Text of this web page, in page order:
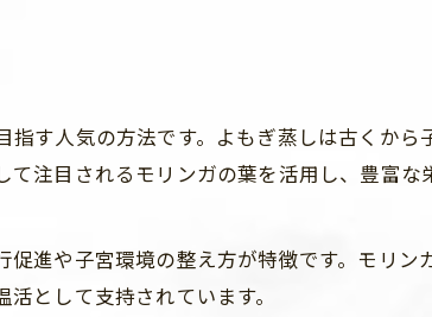
す人気の方法です。よもぎ蒸しは古くか
注目されるモリンガの葉を活用し、豊富
進や子宮環境の整え方が特徴です。モリン
として支持されています。